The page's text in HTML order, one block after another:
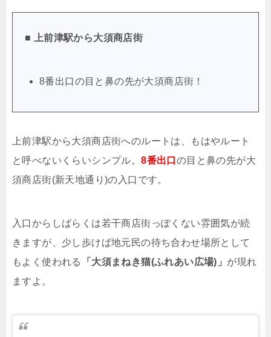
■ 上前津駅から大須商店街
8番出口の目と鼻の先が大須商店街！
上前津駅から大須商店街へのルートは、もはやルート
と呼べないくらいシンプル。8番出口 の目と鼻の先が大
須商店街(新天地通り)の入口です。
入口からしばらくは若干商店街っぽくない雰囲気が続
きますが、少し歩けば地元民の待ち合わせ場所として
もよく使われる
「大須まねき猫(ふれあい広場)」 が現れ
ますよ。